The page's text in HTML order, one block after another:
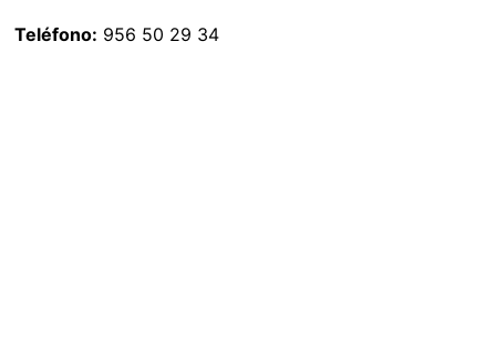
Teléfono: 956 50 29 34